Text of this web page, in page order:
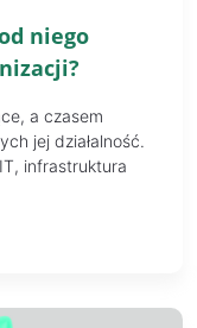
niego
a czasem
jej działalność.
infrastruktura